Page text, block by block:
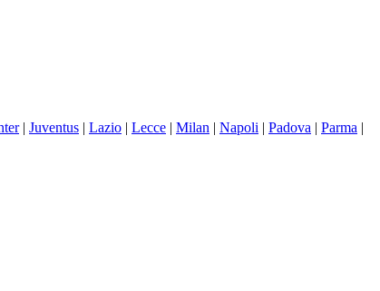
| Juventus | Lazio | Lecce | Milan | Napoli | Padova | Parma |